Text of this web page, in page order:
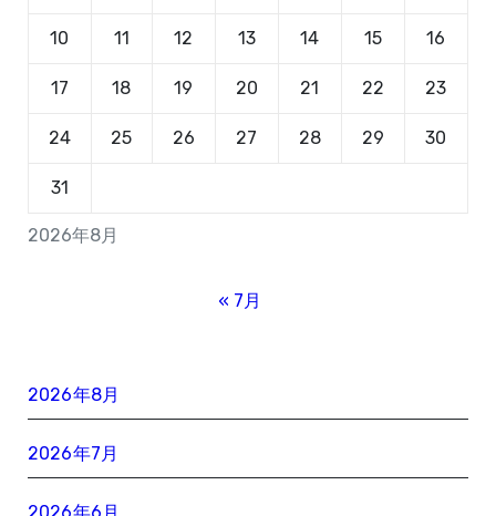
2026年8月
10 11 12 13 14 15 16
17 18 19 20 21 22 23
24 25 26 27 28 29 30
31
« 7月
2026年8月
2026年7月